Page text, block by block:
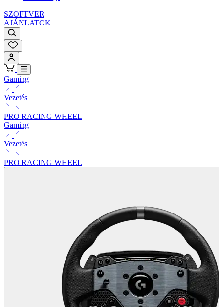
SZOFTVER
AJÁNLATOK
Gaming
Vezetés
PRO RACING WHEEL
Gaming
Vezetés
PRO RACING WHEEL